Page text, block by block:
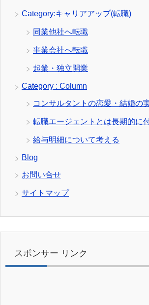
Category:キャリアアップ(転職)
同業他社へ転職
事業会社へ転職
起業・独立開業
Category : Column
コンサルタントの恋愛・結婚の
転職エージェントとは長期的に
給与明細について考える
Blog
お問い合せ
サイトマップ
スポンサー リンク